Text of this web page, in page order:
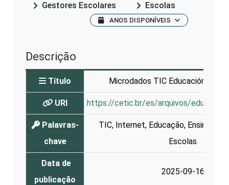
Gestores Escolares
Escolas
ANOS DISPONÍVEIS
Descrição
Título Microdados TIC Educación 2024
URI https://cetic.br/es/arquivos/
Palavras-
chave
TIC, Internet, Educação, Ensino
Escolas
Data de
publicação
2025-09-16